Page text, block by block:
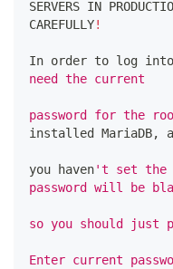
SERVERS IN
CAREFULLY!
In order to log into
need the current
password for the
installed MariaDB,
you haven't set the
password will be
so you should just
Enter current